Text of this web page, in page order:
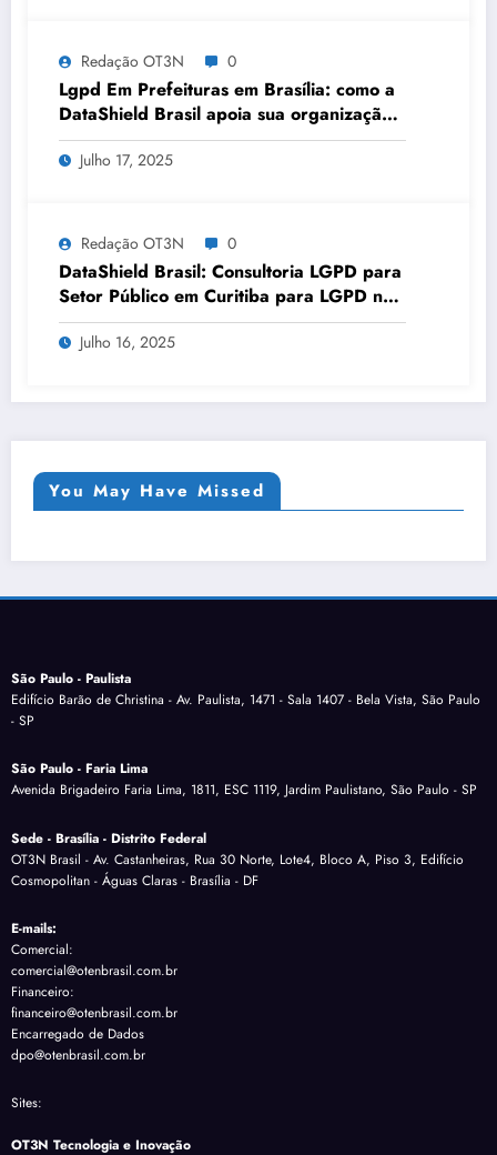
Redação OT3N 0
Lgpd Em Prefeituras em Brasília: como a
DataShield Brasil apoia sua organização |
Série DataShield 121
Julho 17, 2025
Redação OT3N 0
DataShield Brasil: Consultoria LGPD para
Setor Público em Curitiba para LGPD no
setor público | Série DataShield 127
Julho 16, 2025
You May Have Missed
São Paulo - Paulista
Edifício Barão de Christina - Av. Paulista, 1471 - Sala 1407 - Bela Vista, São Paulo
- SP
São Paulo - Faria Lima
Avenida Brigadeiro Faria Lima, 1811, ESC 1119, Jardim Paulistano, São Paulo - SP
Sede - Brasília - Distrito Federal
OT3N Brasil - Av. Castanheiras, Rua 30 Norte, Lote4, Bloco A, Piso 3, Edifício
Cosmopolitan - Águas Claras - Brasília - DF
E-mails:
Comercial:
comercial@otenbrasil.com.br
Financeiro:
financeiro@otenbrasil.com.br
Encarregado de Dados
dpo@otenbrasil.com.br
Sites:
OT3N Tecnologia e Inovação